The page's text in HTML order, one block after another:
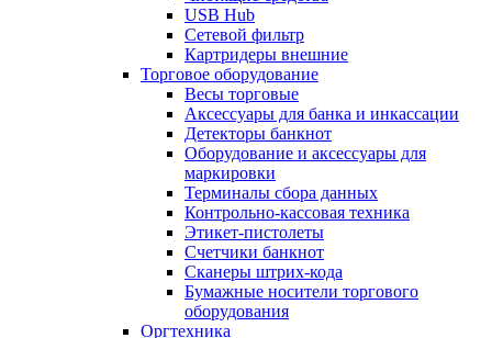
USB Hub
Сетевой фильтр
Картридеры внешние
Торговое оборудование
Весы торговые
Аксессуары для банка и инкассации
Детекторы банкнот
Оборудование и аксессуары для
маркировки
Терминалы сбора данных
Контрольно-кассовая техника
Этикет-пистолеты
Счетчики банкнот
Сканеры штрих-кода
Бумажные носители торгового
оборудования
Оргтехника